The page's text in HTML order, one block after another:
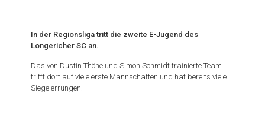
In der Regionsliga tritt die zweite E-Jugend des
Longericher SC an.
Das von Dustin Thöne und Simon Schmidt trainierte Team
trifft dort auf viele erste Mannschaften und hat bereits viele
Siege errungen.